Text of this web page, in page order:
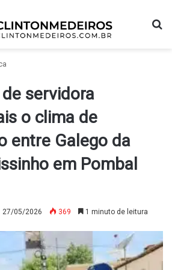
servidora
o clima de
entre Galego da
em Pombal
27/05/2026 369 1 minuto de leitura